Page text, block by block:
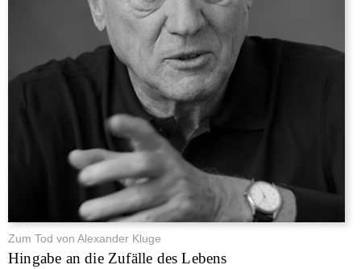
Zum Tod von Alexander Kluge
Hingabe an die Zufälle des Lebens